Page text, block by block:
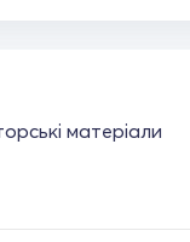
матеріали